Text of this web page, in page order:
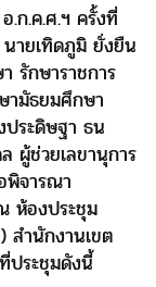
.ก.ค.ศ.ฯ ครั้งที่
นายเทิดภูมิ ยั่งยืน
รักษาราชการ
ามัธยมศึกษา
ประดิษฐา ธน
ผู้ช่วยเลขานุการ
พิจารณา
ห้องประชุม
สำนักงานเขต
ประชุมดังนี้